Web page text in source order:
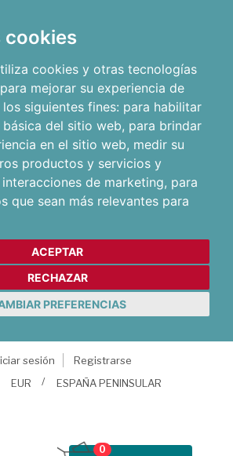
cookies
cookies y otras tecnologías
mejorar su experiencia de
siguientes fines: para habilitar
del sitio web, para brindar
en el sitio web, medir su
productos y servicios y
de marketing, para
que sean más relevantes para
ACEPTAR
RECHAZAR
PREFERENCIAS
sesión
Registrarse
EUR ESPAÑA PENINSULAR
0